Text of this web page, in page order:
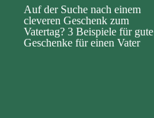
Auf der Suche nach einem
cleveren Geschenk zum
Vatertag? 3 Beispiele für gute
Geschenke für einen Vater